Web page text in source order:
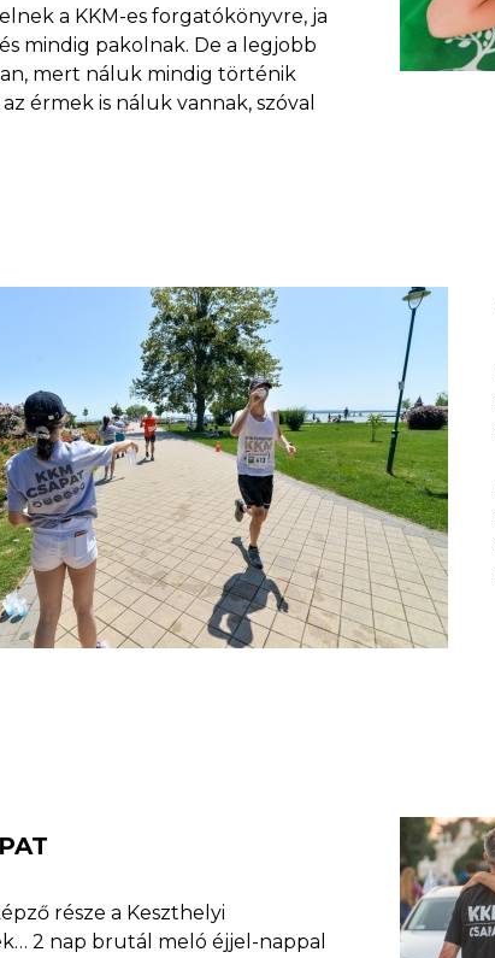
a KKM-es forgatókönyvre, ja
mindig pakolnak. De a legjobb
mert náluk mindig történik
érmek is náluk vannak, szóval
része a Keszthelyi
2 nap brutál meló éjjel-nappal